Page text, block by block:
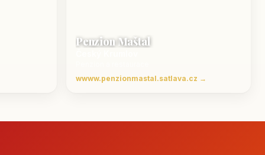
Penzion Maštal
wwww.penzionmastal.satlava.cz →